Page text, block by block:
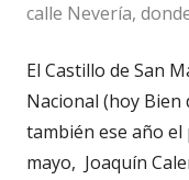
calle Nevería,
El Castillo de San
Nacional (hoy Bien
también ese año
mayo, Joaquín